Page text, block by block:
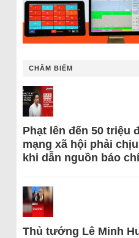
CHÂM BIẾM
Phạt lên đến 50 triệu
mạng xã hội phải
khi dẫn nguồn báo chí
Thủ tướng Lê Minh